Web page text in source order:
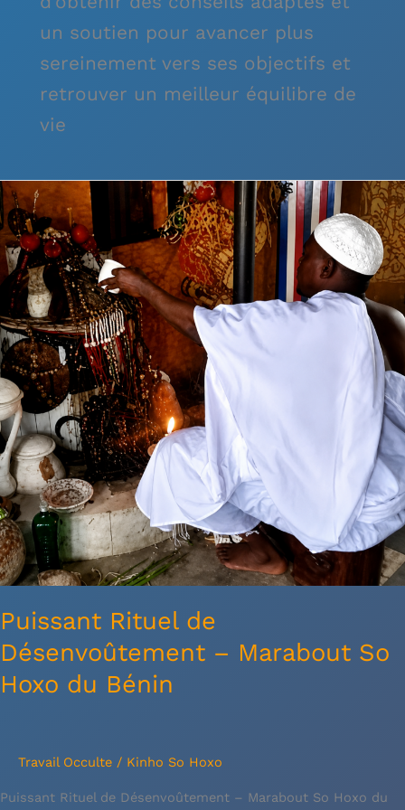
un soutien pour avancer plus
sereinement vers ses objectifs et
retrouver un meilleur équilibre de
vie
Puissant Rituel de
Désenvoûtement – Marabout So
Hoxo du Bénin
Travail Occulte / Kinho So Hoxo
Puissant Rituel de Désenvoûtement – Marabout So Hoxo du
Puissant
Rituel
de
Désenvoûtement
–
Marabout
So
Hoxo
du
Bénin